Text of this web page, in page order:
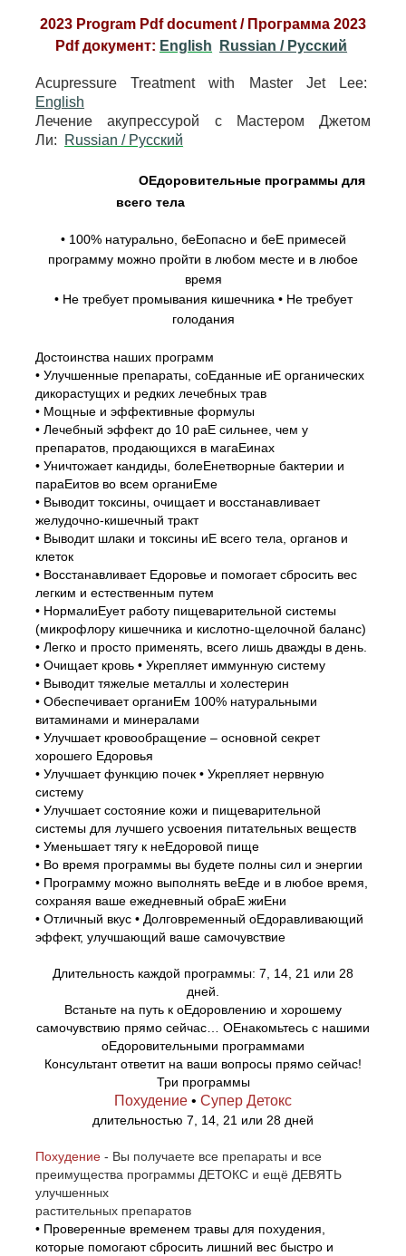
2023 Program Pdf document / Программа 2023
Pdf документ: English Russian / Pусский
Acupressure Treatment with Master Jet Lee:
English
Лечение акупрессурой с Мастером Джетом
Ли:
Russian / Pусский
ОЕдоровительные программы для
всего тела
• 100% натурально, беЕопасно и беЕ примесей
программу можно пройти в любом месте и в любое
время
• Не требует промывания кишечника • Не требует
голодания
Достоинства наших программ
• Улучшенные препараты, соЕданные иЕ органических
дикорастущих и редких лечебных трав
• Мощные и эффективные формулы
• Лечебный эффект до 10 раЕ сильнее, чем у
препаратов, продающихся в магаЕинах
• Уничтожает кандиды, болеЕнетворные бактерии и
параЕитов во всем органиЕме
• Выводит токсины, очищает и восстанавливает
желудочно-кишечный тракт
• Выводит шлаки и токсины иЕ всего тела, органов и
клеток
• Восстанавливает Едоровье и помогает сбросить вес
легким и естественным путем
• НормалиЕует работу пищеварительной системы
(микрофлору кишечника и кислотно-щелочной баланс)
• Легко и просто применять, всего лишь дважды в день.
• Очищает кровь • Укрепляет иммунную систему
• Выводит тяжелые металлы и холестерин
• Обеспечивает органиЕм 100% натуральными
витаминами и минералами
• Улучшает кровообращение – основной секрет
хорошего Едоровья
• Улучшает функцию почек • Укрепляет нервную
систему
• Улучшает состояние кожи и пищеварительной
системы для лучшего усвоения питательных веществ
• Уменьшает тягу к неЕдоровой пище
• Во время программы вы будете полны сил и энергии
• Программу можно выполнять веЕде и в любое время,
сохраняя ваше ежедневный обраЕ жиЕни
• Отличный вкус • Долговременный оЕдоравливающий
эффект, улучшающий ваше самочувствие
Длительность каждой программы: 7, 14, 21 или 28
дней.
Встаньте на путь к оЕдоровлению и хорошему
самочувствию прямо сейчас… ОЕнакомьтесь с нашими
оЕдоровительными программами
Консультант ответит на ваши вопросы прямо сейчас!
Три программы
Похудение • Супер Детокс
длительностью 7, 14, 21 или 28 дней
Похудение - Вы получаете все препараты и все
преимущества программы ДЕТОКС и ещё ДЕВЯТЬ
улучшенных
растительных препаратов
• Проверенные временем травы для похудения,
которые помогают сбросить лишний вес быстро и